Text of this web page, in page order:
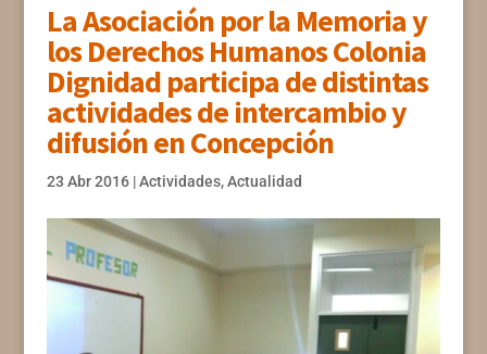
La Asociación por la Memoria y
los Derechos Humanos Colonia
Dignidad participa de distintas
actividades de intercambio y
difusión en Concepción
23 Abr 2016|Actividades,Actualidad